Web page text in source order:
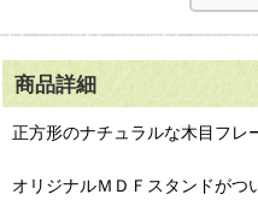
商品詳細
正方形のナチュラルな木目フレ
オリジナルＭＤＦスタンドがつ